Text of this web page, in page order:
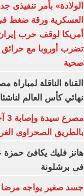
الولادة» بأمر تنفيذى
العسكرية ورقة ضغط
أمريكا لوقف حرب
تضرب أوروبا مع حرائق
صحية
القناة الناقلة
نهائي كأس العالم
بالطريق الصحراوى
هانز فليك يكافئ حمزة
فى برشلونة
جسد صغير يواجه مرضا